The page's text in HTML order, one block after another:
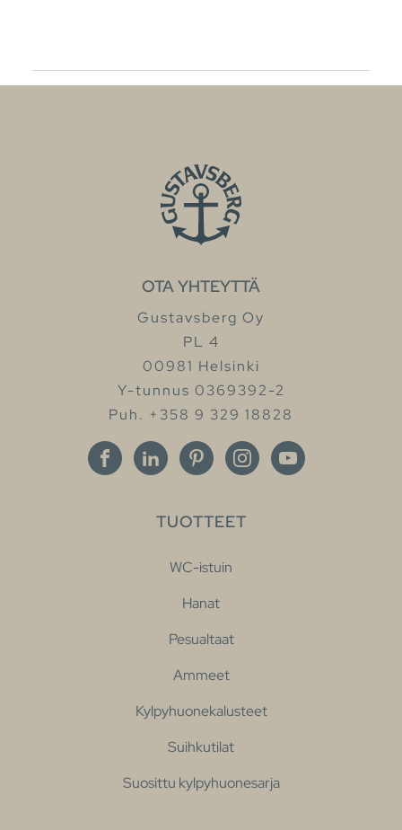
OTA YHTEYTTÄ
Gustavsberg Oy
PL 4
00981 Helsinki
Y-tunnus 0369392-2
Puh. +358 9 329 18828
TUOTTEET
WC-istuin
Hanat
Pesualtaat
Ammeet
Kylpyhuonekalusteet
Suihkutilat
Suosittu kylpyhuonesarja